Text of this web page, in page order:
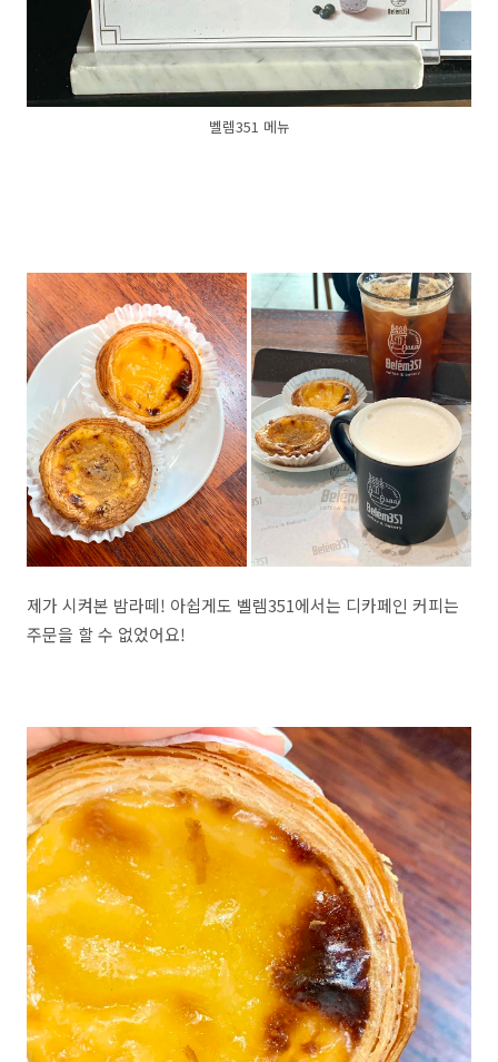
벨렘351 메뉴
제가 시켜본 밤라떼! 아쉽게도 벨렘351에서는 디카페인 커피는
주문을 할 수 없었어요!